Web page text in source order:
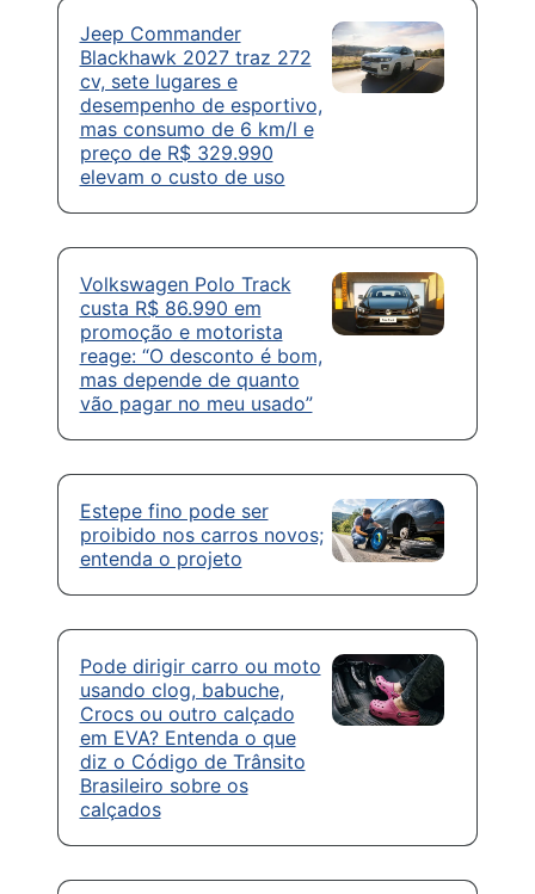
Jeep Commander
Blackhawk 2027 traz 272
cv, sete lugares e
desempenho de esportivo,
mas consumo de 6 km/l e
preço de R$ 329.990
elevam o custo de uso
Volkswagen Polo Track
custa R$ 86.990 em
promoção e motorista
reage: “O desconto é bom,
mas depende de quanto
vão pagar no meu usado”
Estepe fino pode ser
proibido nos carros novos;
entenda o projeto
Pode dirigir carro ou moto
usando clog, babuche,
Crocs ou outro calçado
em EVA? Entenda o que
diz o Código de Trânsito
Brasileiro sobre os
calçados